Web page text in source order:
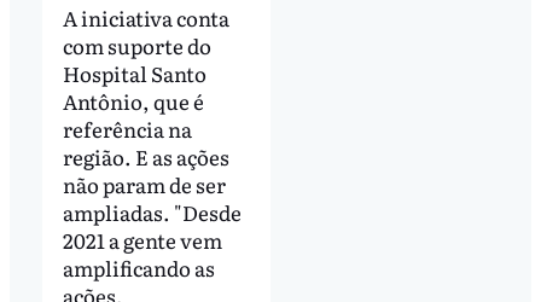
A iniciativa conta
com suporte do
Hospital Santo
Antônio, que é
referência na
região. E as ações
não param de ser
ampliadas. "Desde
2021 a gente vem
amplificando as
ações,